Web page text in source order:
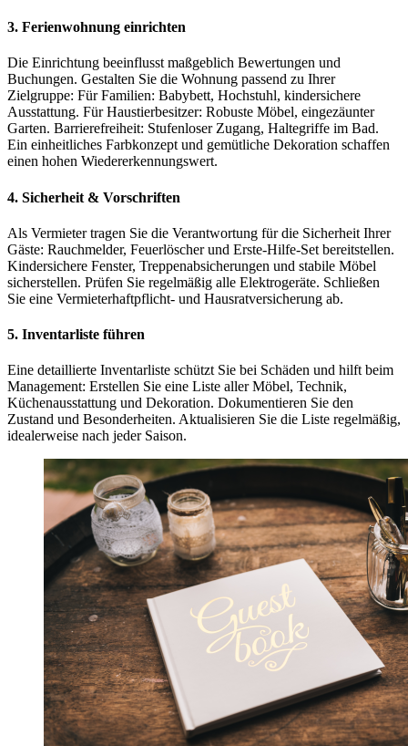
3. Ferienwohnung einrichten
Die Einrichtung beeinflusst maßgeblich Bewertungen und
Buchungen. Gestalten Sie die Wohnung passend zu Ihrer
Zielgruppe: Für Familien: Babybett, Hochstuhl, kindersichere
Ausstattung. Für Haustierbesitzer: Robuste Möbel, eingezäunter
Garten. Barrierefreiheit: Stufenloser Zugang, Haltegriffe im Bad.
Ein einheitliches Farbkonzept und gemütliche Dekoration schaffen
einen hohen Wiedererkennungswert.
4. Sicherheit & Vorschriften
Als Vermieter tragen Sie die Verantwortung für die Sicherheit Ihrer
Gäste: Rauchmelder, Feuerlöscher und Erste-Hilfe-Set bereitstellen.
Kindersichere Fenster, Treppenabsicherungen und stabile Möbel
sicherstellen. Prüfen Sie regelmäßig alle Elektrogeräte. Schließen
Sie eine Vermieterhaftpflicht- und Hausratversicherung ab.
5. Inventarliste führen
Eine detaillierte Inventarliste schützt Sie bei Schäden und hilft beim
Management: Erstellen Sie eine Liste aller Möbel, Technik,
Küchenausstattung und Dekoration. Dokumentieren Sie den
Zustand und Besonderheiten. Aktualisieren Sie die Liste regelmäßig,
idealerweise nach jeder Saison.